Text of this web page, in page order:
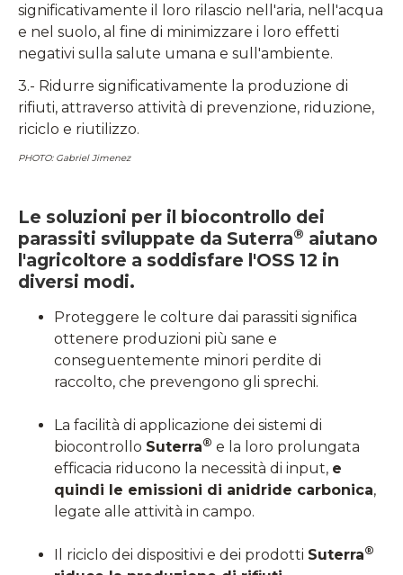
significativamente il loro rilascio nell'aria, nell'acqua
e nel suolo, al fine di minimizzare i loro effetti
negativi sulla salute umana e sull'ambiente.
3.- Ridurre significativamente la produzione di
rifiuti, attraverso attività di prevenzione, riduzione,
riciclo e riutilizzo.
PHOTO: Gabriel Jimenez
Le soluzioni per il biocontrollo dei
parassiti sviluppate da Suterra® aiutano
l'agricoltore a soddisfare l'OSS 12 in
diversi modi.
Proteggere le colture dai parassiti significa
ottenere produzioni più sane e
conseguentemente minori perdite di
raccolto, che prevengono gli sprechi.
La facilità di applicazione dei sistemi di
biocontrollo Suterra® e la loro prolungata
efficacia riducono la necessità di input, e
quindi le emissioni di anidride carbonica,
legate alle attività in campo.
Il riciclo dei dispositivi e dei prodotti Suterra®